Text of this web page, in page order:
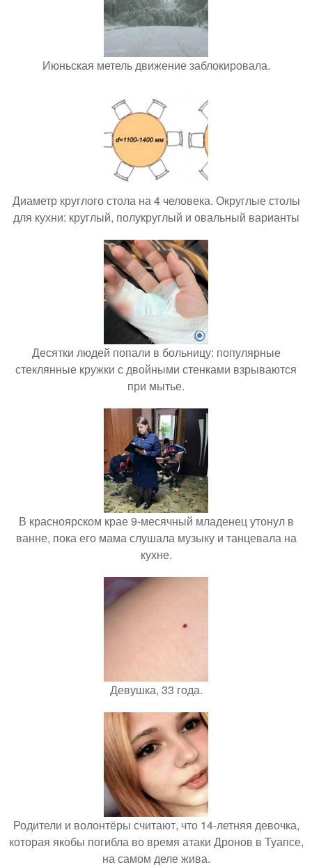
Июньская метель движение заблокировала.
Диаметр круглого стола на 4 человека. Округлые столы
для кухни: круглый, полукруглый и овальный варианты
Десятки людей попали в больницу: популярные
стеклянные кружки с двойными стенками взрываются
при мытье.
В красноярском крае 9-месячный младенец утонул в
ванне, пока его мама слушала музыку и танцевала на
кухне.
Девушка, 33 года.
Родители и волонтёры считают, что 14-летняя девочка,
которая якобы погибла во время атаки Дронов в Туапсе,
на самом деле жива.